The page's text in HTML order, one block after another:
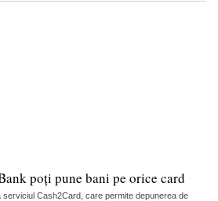
poți pune bani pe orice card
Cash2Card, care permite depunerea de